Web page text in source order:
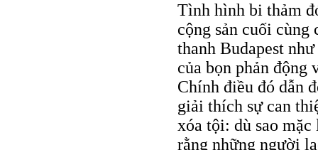
Tình hình bi thảm
cộng sản cuối
thanh Budapest
của bọn phản động
Chính điều đó dẫn
giải thích sự can
xóa tội: dù sao
rằng những người